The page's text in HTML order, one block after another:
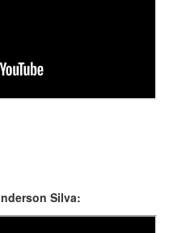
Silva: